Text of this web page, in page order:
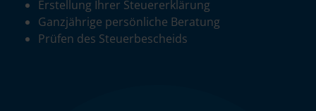
Erstellung Ihrer Steuererklärung
Ganzjährige persönliche Beratung
Prüfen des Steuerbescheids